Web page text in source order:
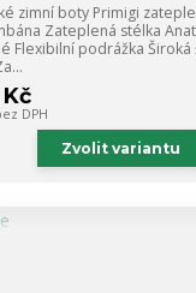
zimní boty Primigi
Zateplená stélka
Flexibilní podrážka Široká
Kč
DPH
Zvolit variantu